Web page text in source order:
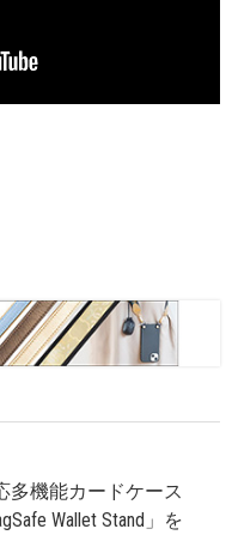
多機能カードケース
Wallet Stand」を